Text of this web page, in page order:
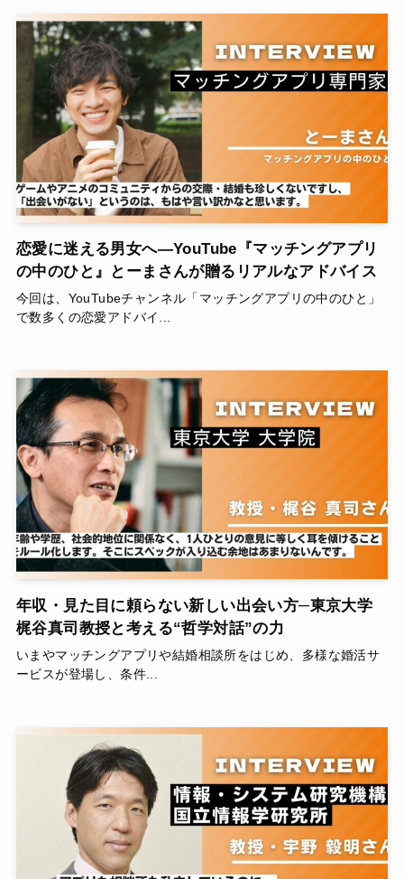
恋愛に迷える男女へ―YouTube『マッチングアプリ
の中のひと』とーまさんが贈るリアルなアドバイス
今回は、YouTubeチャンネル「マッチングアプリの中のひと」
で数多くの恋愛アドバイ...
年収・見た目に頼らない新しい出会い方─東京大学
梶谷真司教授と考える“哲学対話”の力
いまやマッチングアプリや結婚相談所をはじめ、多様な婚活サ
ービスが登場し、条件...